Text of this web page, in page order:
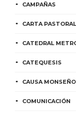
CAMPAÑAS
CARTA PASTORAL
CATEDRAL
CATEQUESIS
CAUSA
COMUNICACIÓN